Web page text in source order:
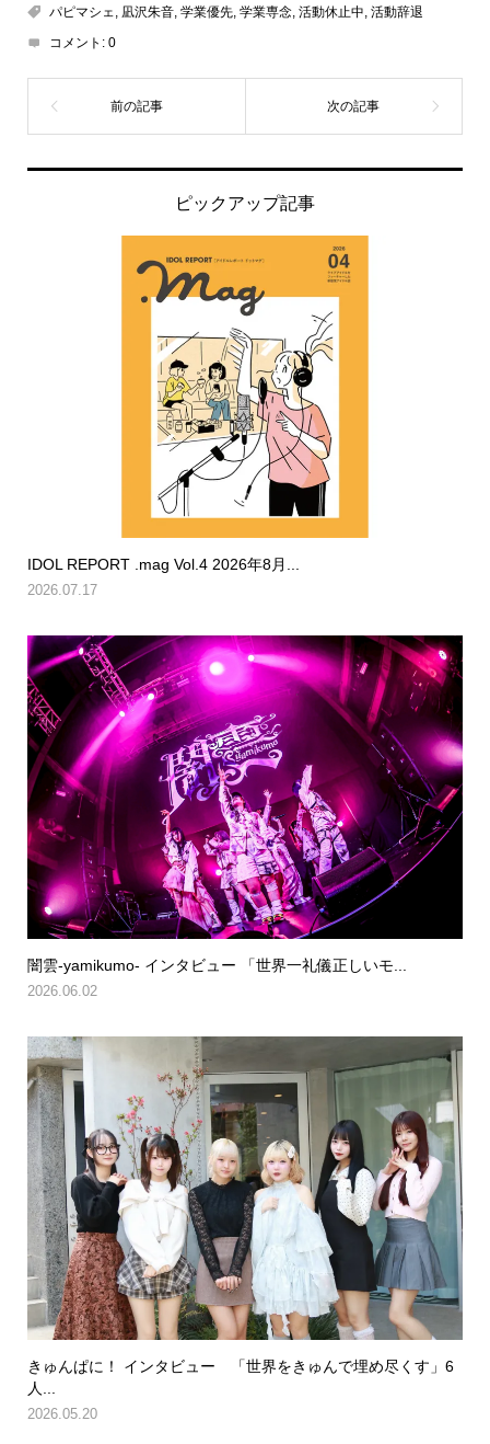
パピマシェ
凪沢朱音, 学業優先, 学業専念, 活動休止中 活動辞退
コメント: 0
ピックアップ記事
IDOL REPORT .mag Vol.4 2026年8月...
2026.07.17
闇雲-yamikumo- インタビュー 「世界一礼儀正しいモ...
2026.06.02
きゅんぱに！ インタビュー 「世界をきゅんで埋め尽くす」6
人...
2026.05.20